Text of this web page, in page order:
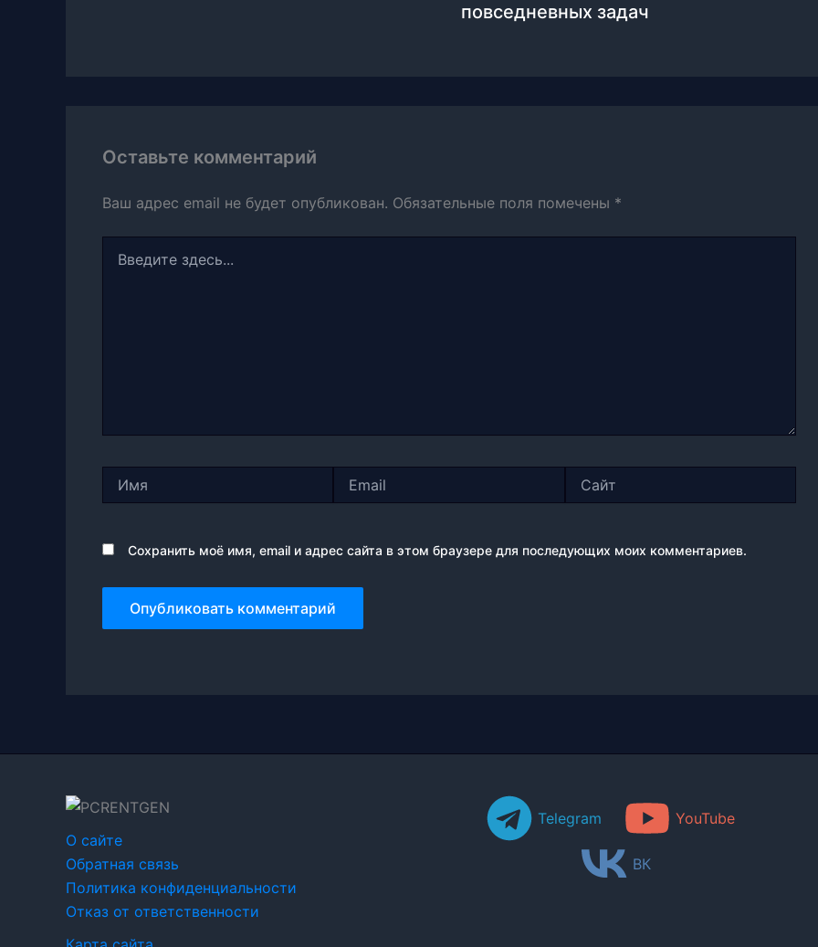
повседневных задач
Оставьте комментарий
Ваш адрес email не будет опубликован. Обязательные поля помечены *
здесь...
Сохранить моё имя, email и адрес сайта в этом браузере для последующих моих комментариев.
О сайте
Обратная связь
Политика конфиденциальности
Отказ от ответственности
Telegram YouTube
ВК